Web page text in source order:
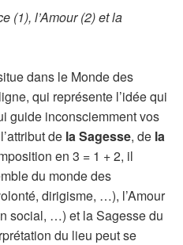
(1), l’Amour (2) et la
dans le Monde des
qui représente l’idée qui
guide inconsciemment vos
de la Sagesse, de la
en 3 = 1 + 2, il
du monde des
dirigisme, …), l’Amour
social, …) et la Sagesse du
du lieu peut se